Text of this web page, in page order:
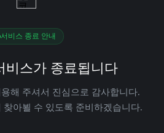
서비스 종료 안내
비스가 종료됩니다
해 주셔서 진심으로 감사합니다.
찾아뵐 수 있도록 준비하겠습니다.